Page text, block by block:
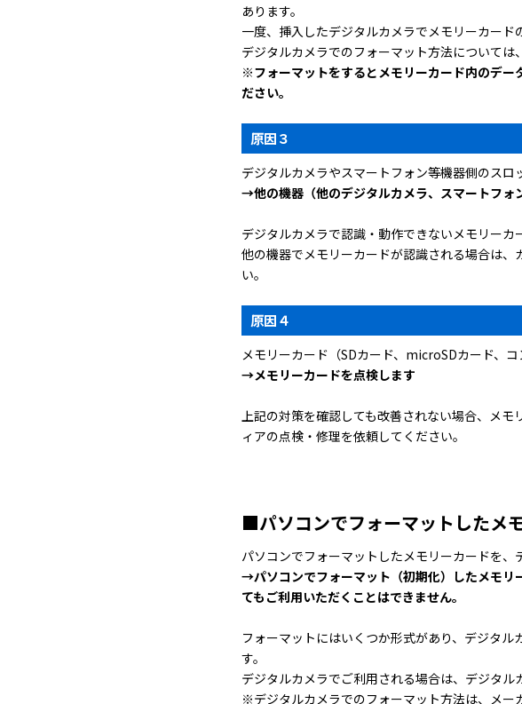
あります。
一度、挿入したデジタルカメラでメモリーカード
デジタルカメラでのフォーマット方法については
※フォーマットをするとメモリーカード内のデー
ださい。
原因３
デジタルカメラやスマートフォン等機器側のスロ
→他の機器（他のデジタルカメラ、スマートフォ
デジタルカメラで認識・動作できないメモリーカ
他の機器でメモリーカードが認識される場合は
い。
原因４
メモリーカード（SDカード、microSDカード、
→メモリーカードを点検します
上記の対策を確認しても改善されない場合、メ
ィアの点検・修理を依頼してください。
■パソコンでフォーマットしたメ
パソコンでフォーマットしたメモリーカードを、
→パソコンでフォーマット（初期化）したメモリ
てもご利用いただくことはできません。
フォーマットにはいくつか形式があり、デジタ
す。
デジタルカメラでご利用される場合は、デジタル
※デジタルカメラでのフォーマット方法は、メ